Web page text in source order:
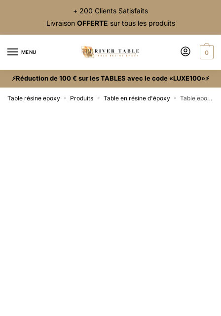
+ 200 Clients Satisfaits
Livraison OFFERTE sur tous les produits
MENU 0
⚡Réduction de 100 € sur les TABLES avec le code «LUXE100»⚡
Table résine epoxy » Produits » Table en résine d'époxy » Table epoxy en bois exotique